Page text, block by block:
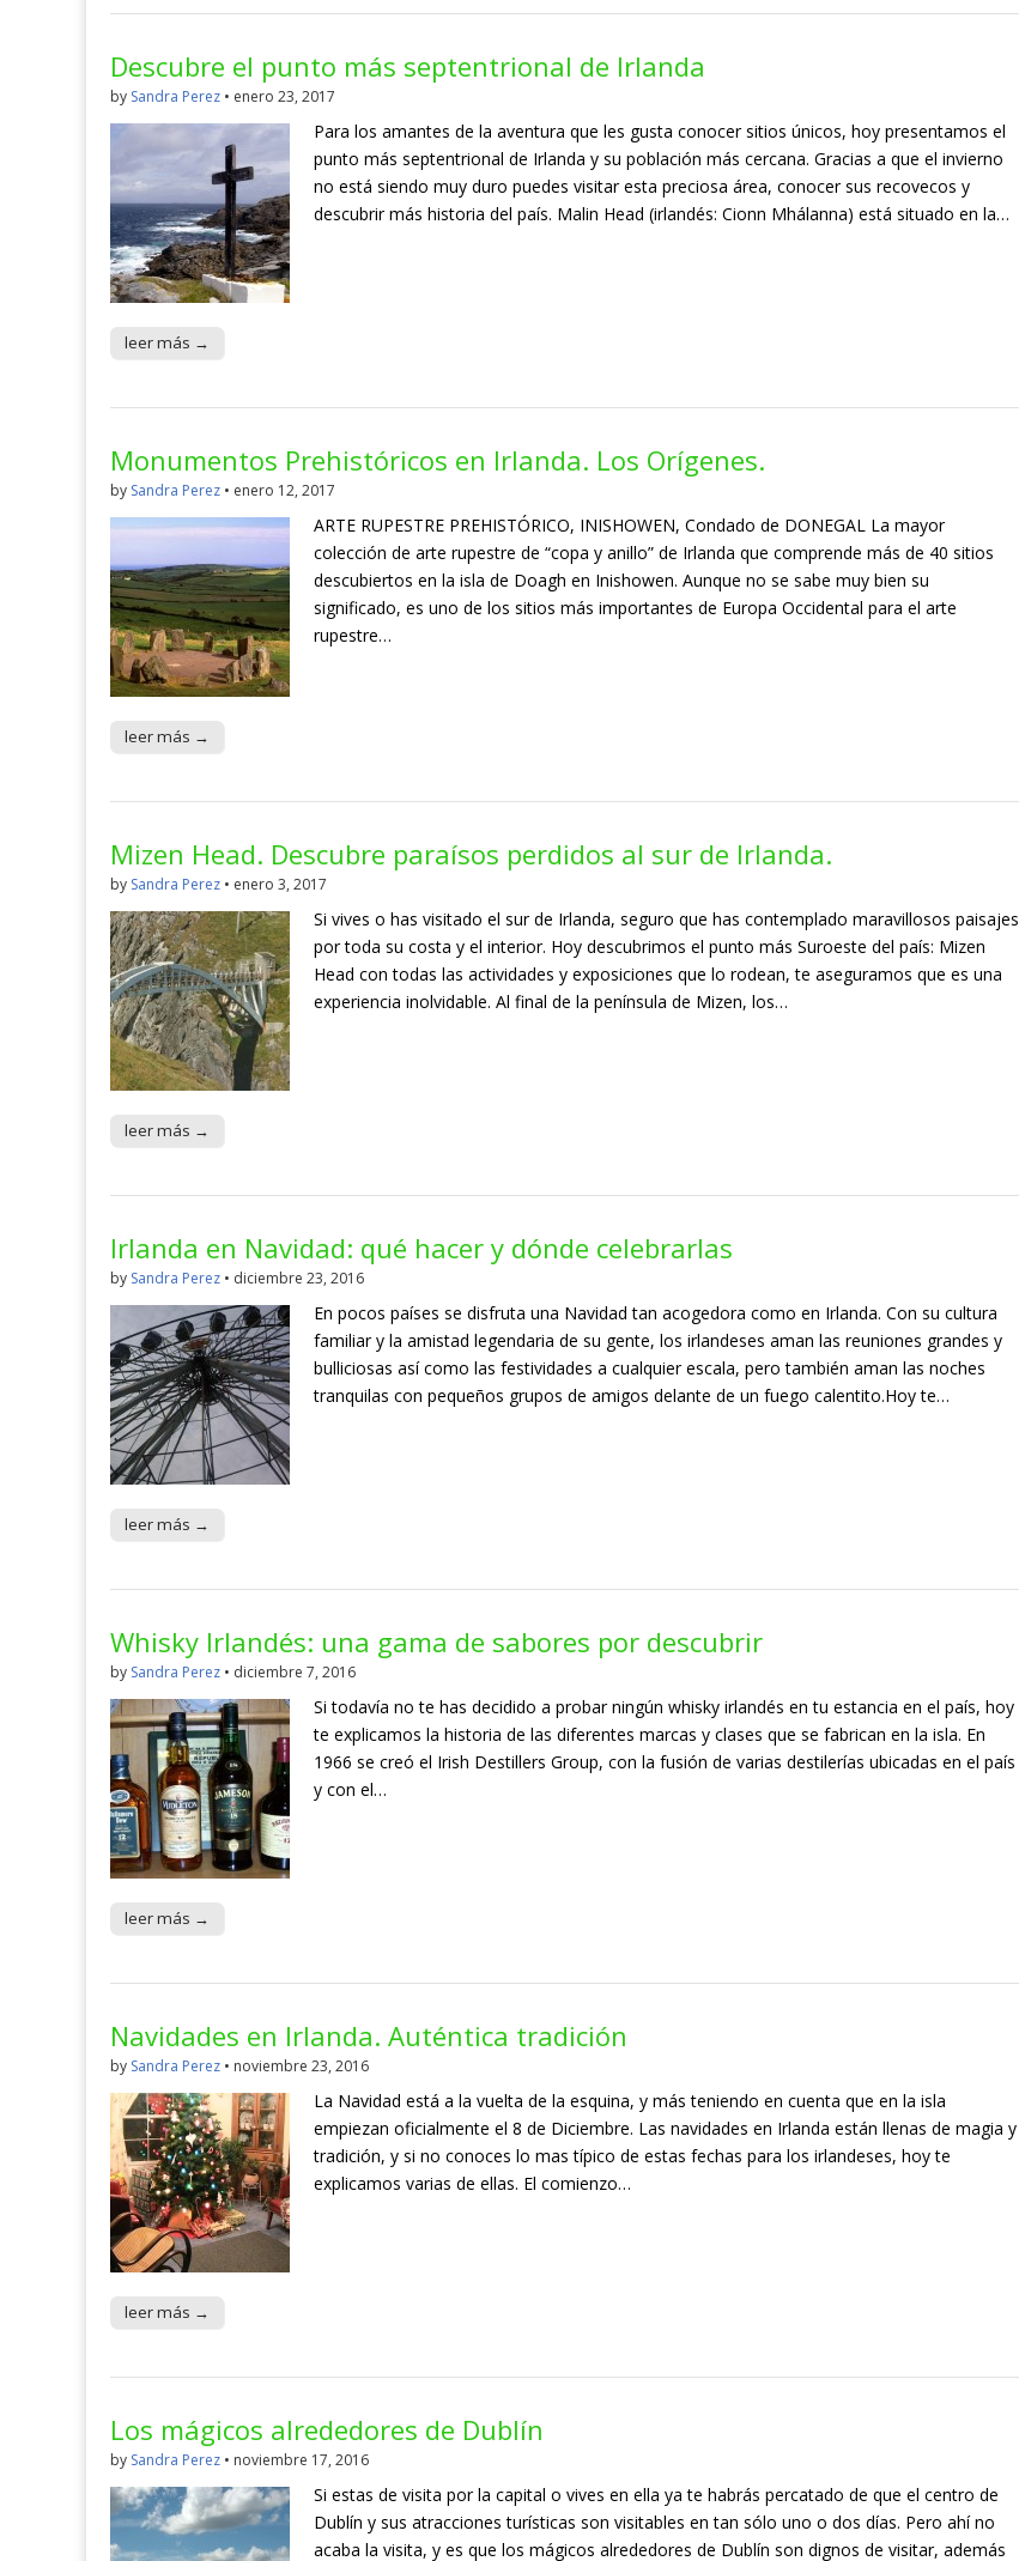
Descubre el punto más septentrional de Irlanda
by Sandra Perez • enero 23, 2017
Para los amantes de la aventura que les gusta conocer sitios únicos, hoy presentamos el
punto más septentrional de Irlanda y su población más cercana. Gracias a que el invierno
no está siendo muy duro puedes visitar esta preciosa área, conocer sus recovecos y
descubrir más historia del país. Malin Head (irlandés: Cionn Mhálanna) está situado en la…
leer más →
Monumentos Prehistóricos en Irlanda. Los Orígenes.
by Sandra Perez • enero 12, 2017
ARTE RUPESTRE PREHISTÓRICO, INISHOWEN, Condado de DONEGAL La mayor
colección de arte rupestre de “copa y anillo” de Irlanda que comprende más de 40 sitios
descubiertos en la isla de Doagh en Inishowen. Aunque no se sabe muy bien su
significado, es uno de los sitios más importantes de Europa Occidental para el arte
rupestre…
leer más →
Mizen Head. Descubre paraísos perdidos al sur de Irlanda.
by Sandra Perez • enero 3, 2017
Si vives o has visitado el sur de Irlanda, seguro que has contemplado maravillosos paisajes
por toda su costa y el interior. Hoy descubrimos el punto más Suroeste del país: Mizen
Head con todas las actividades y exposiciones que lo rodean, te aseguramos que es una
experiencia inolvidable. Al final de la península de Mizen, los…
leer más →
Irlanda en Navidad: qué hacer y dónde celebrarlas
by Sandra Perez • diciembre 23, 2016
En pocos países se disfruta una Navidad tan acogedora como en Irlanda. Con su cultura
familiar y la amistad legendaria de su gente, los irlandeses aman las reuniones grandes y
bulliciosas así como las festividades a cualquier escala, pero también aman las noches
tranquilas con pequeños grupos de amigos delante de un fuego calentito.Hoy te…
leer más →
Whisky Irlandés: una gama de sabores por descubrir
by Sandra Perez • diciembre 7, 2016
Si todavía no te has decidido a probar ningún whisky irlandés en tu estancia en el país, hoy
te explicamos la historia de las diferentes marcas y clases que se fabrican en la isla. En
1966 se creó el Irish Destillers Group, con la fusión de varias destilerías ubicadas en el país
y con el…
leer más →
Navidades en Irlanda. Auténtica tradición
by Sandra Perez • noviembre 23, 2016
La Navidad está a la vuelta de la esquina, y más teniendo en cuenta que en la isla
empiezan oficialmente el 8 de Diciembre. Las navidades en Irlanda están llenas de magia y
tradición, y si no conoces lo mas típico de estas fechas para los irlandeses, hoy te
explicamos varias de ellas. El comienzo…
leer más →
Los mágicos alrededores de Dublín
by Sandra Perez • noviembre 17, 2016
Si estas de visita por la capital o vives en ella ya te habrás percatado de que el centro de
Dublín y sus atracciones turísticas son visitables en tan sólo uno o dos días. Pero ahí no
acaba la visita, y es que los mágicos alrededores de Dublín son dignos de visitar, además